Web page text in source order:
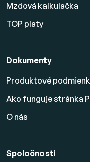
Mzdová kalkulačka
TOP platy
Dokumenty
Produktové
Ako funguje stránka
O nás
Spoločnosti